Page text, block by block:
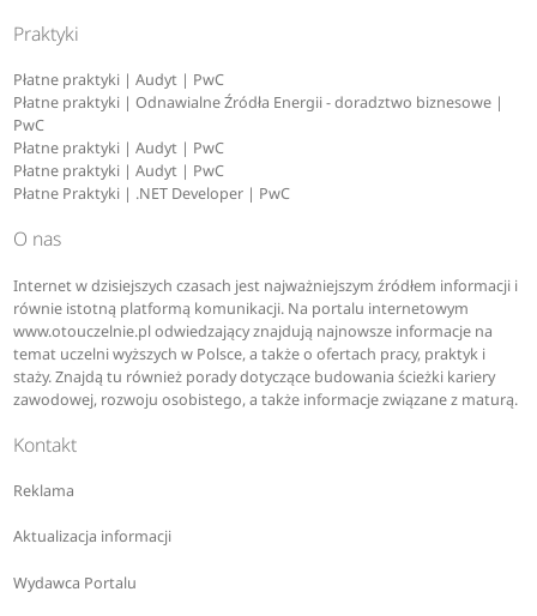
Praktyki
Płatne praktyki | Audyt | PwC
Płatne praktyki | Odnawialne Źródła Energii - doradztwo biznesowe |
PwC
Płatne praktyki | Audyt | PwC
Płatne praktyki | Audyt | PwC
Płatne Praktyki | .NET Developer | PwC
O nas
Internet w dzisiejszych czasach jest najważniejszym źródłem informacji i
równie istotną platformą komunikacji. Na portalu internetowym
www.otouczelnie.pl odwiedzający znajdują najnowsze informacje na
temat uczelni wyższych w Polsce, a także o ofertach pracy, praktyk i
staży. Znajdą tu również porady dotyczące budowania ścieżki kariery
zawodowej, rozwoju osobistego, a także informacje związane z maturą.
Kontakt
Reklama
Aktualizacja informacji
Wydawca Portalu